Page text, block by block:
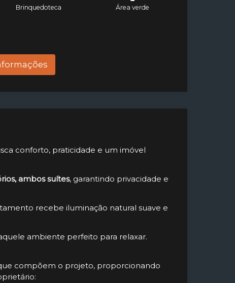
Brinquedoteca Área verde
conforto, praticidade e um imóvel
ambos suítes, garantindo privacidade e
recebe iluminação natural suave e
ambiente perfeito para relaxar.
compõem o projeto, proporcionando